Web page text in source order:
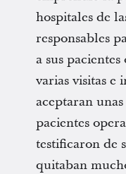
hospitales de
responsables
a sus pacientes
varias visitas e
aceptaran
pacientes
testificaron de
quitaban